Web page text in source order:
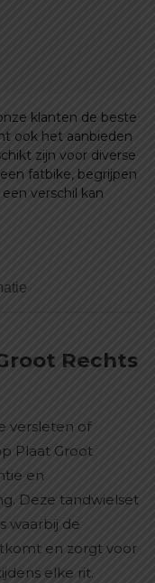
klanten de beste
ook het aanbieden
zijn voor diverse
fatbike, begrijpen
verschil kan
Rechts
versleten of
Plaat Groot
en
Deze tandwielset
waarbij de
en zorgt voor
elke rit.